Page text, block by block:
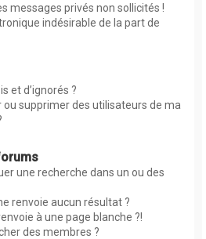
messages privés non sollicités !
indésirable de la part de
et d’ignorés ?
supprimer des utilisateurs de ma
une recherche dans un ou des
renvoie aucun résultat ?
à une page blanche ?!
des membres ?